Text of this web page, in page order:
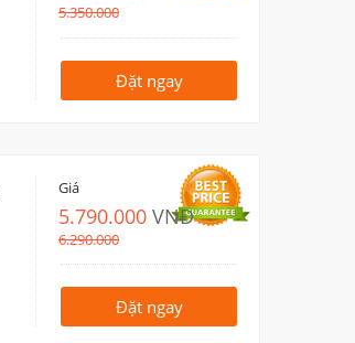
5.350.000
Đặt ngay
Giá
5.790.000 VNĐ
6.290.000
Đặt ngay